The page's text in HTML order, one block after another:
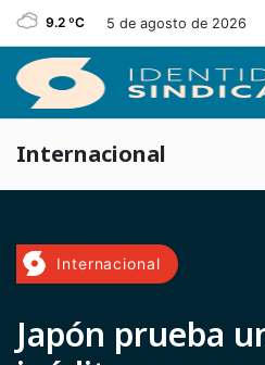
9.2 ºC 5 de agosto de 2026
Internacional
Internacional
Japón prueba